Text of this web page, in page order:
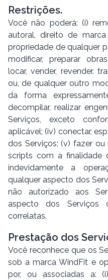
Restrições.
Você não poderá: (i)
autoral, direito de
propriedade de qualquer
modificar, preparar
locar, vender, revender,
ou, de qualquer outro
da forma
decompilar, realizar
Serviços, exceto
aplicável; (iv) conectar,
dos Serviços; (v) fazer
scripts com a finalidade
indevidamente a
qualquer aspecto dos
não autorizado aos
aspecto dos Serviços
correlatas.
Prestação dos
Você reconhece que os
sob a marca WindFit e
por, ou associadas a: